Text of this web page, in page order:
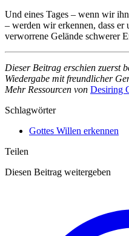
Und eines Tages – wenn wir
– werden wir erkennen, dass er
verworrene Gelände schwerer
Dieser Beitrag erschien zuerst
Wiedergabe mit freundlicher
Mehr Ressourcen von Desiring
Schlagwörter
Gottes Willen erkennen
Teilen
Diesen Beitrag weitergeben